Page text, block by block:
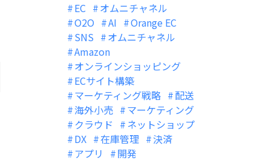
EC
オムニチャネル
O2O
AI
Orange EC
SNS
オムニチャネル
Amazon
オンラインショッピング
ECサイト構築
マーケティング戦略
配送
海外小売
マーケティング
クラウド
ネットショップ
DX
在庫管理
決済
アプリ
開発